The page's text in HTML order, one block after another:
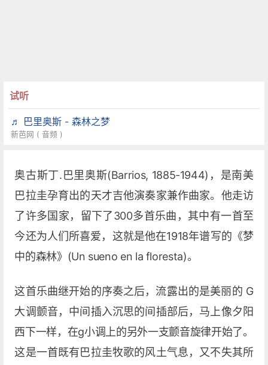
试听
♬ 巴里奥斯 - 森林之梦
新芭网 ( 音频 )
奥古斯丁.巴里奥斯(Barrios, 1885-1944)，是南美
巴拉圭孕育出的天才吉他演奏家兼作曲家。他走访
了许多国家，留下了300多首乐曲，其中有一首至
今还为人们所喜爱，这就是他在1918年谱写的《梦
中的森林》(Un sueno en la floresta)。
这首乐曲继开始的序奏之后，流露出的是美丽的 G
大调颤音，中间插入沉思的间插部后，马上像夕阳
西下一样，在g小调上的另外一支颤音旋律开始了。
这是一首既有巴拉圭牧歌的风土气息，又不失其所